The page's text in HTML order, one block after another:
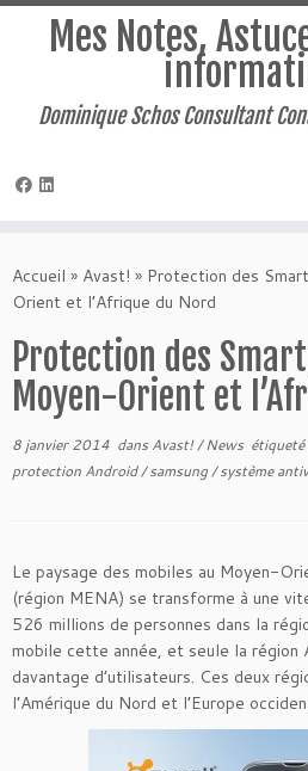
au
contenu
Mes Notes,
Dominique Schos Consultant
Accueil » Avast! » Protection des
Orient et l’Afrique du Nord
Protection des
Moyen-Orient et
8 janvier 2014 dans Avast!/News étiqueté
protection Android/samsung/système
Le paysage des mobiles au Moyen-
(région MENA) se transforme à une
526 millions de personnes dans la
mobile cette année, et seule la région
davantage d’utilisateurs. Ces deux
l’Amérique du Nord et l’Europe